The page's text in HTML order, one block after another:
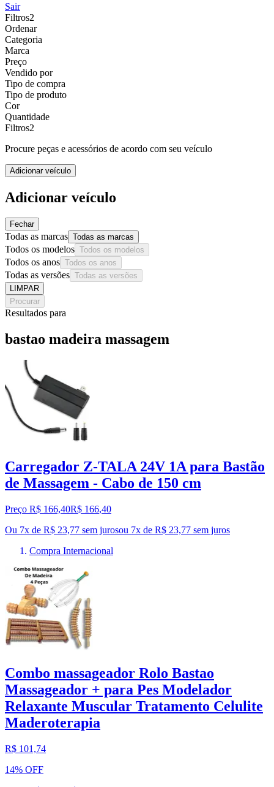
Sair
Filtros2
Ordenar
Categoria
Marca
Preço
Vendido por
Tipo de compra
Tipo de produto
Cor
Quantidade
Filtros2
Procure peças e acessórios de acordo com seu veículo
Adicionar veículo
Adicionar veículo
Fechar
Todas as marcas Todas as marcas
Todos os modelos Todos os modelos
Todos os anos Todos os anos
Todas as versões Todas as versões
LIMPAR
Procurar
Resultados para
bastao madeira massagem
Carregador Z-TALA 24V 1A para Bastão
de Massagem - Cabo de 150 cm
Preço R$ 166,40R$ 166,40
Ou 7x de R$ 23,77 sem jurosou 7x de R$ 23,77 sem juros
Compra Internacional
Combo massageador Rolo Bastao
Massageador + para Pes Modelador
Relaxante Muscular Tratamento Celulite
Maderoterapia
R$ 101,74
14% OFF